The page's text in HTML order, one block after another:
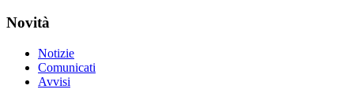
Novità
Notizie
Comunicati
Avvisi